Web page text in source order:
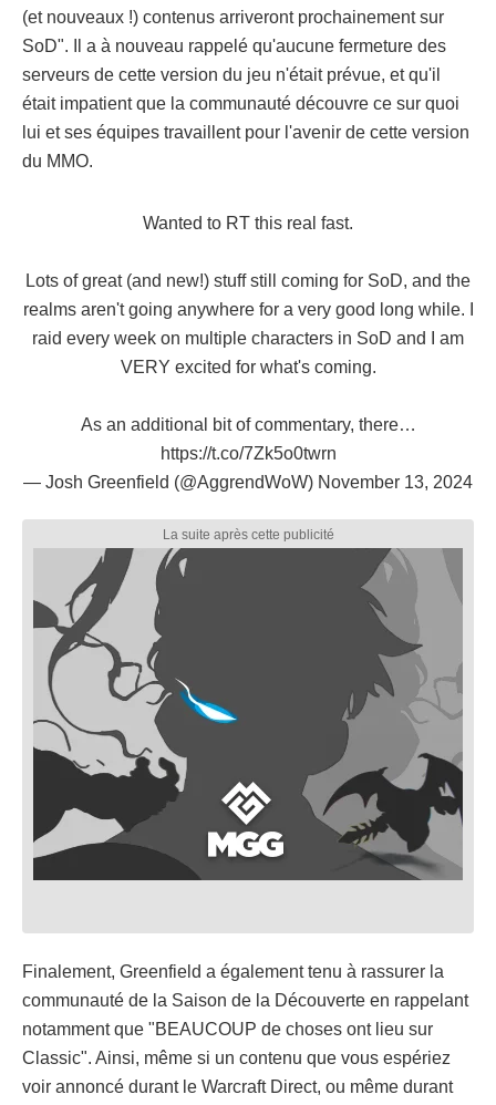
(et nouveaux !) contenus arriveront prochainement sur
SoD". Il a à nouveau rappelé qu'aucune fermeture des
serveurs de cette version du jeu n'était prévue, et qu'il
était impatient que la communauté découvre ce sur quoi
lui et ses équipes travaillent pour l'avenir de cette version
du MMO.
Wanted to RT this real fast.
Lots of great (and new!) stuff still coming for SoD, and the
realms aren't going anywhere for a very good long while. I
raid every week on multiple characters in SoD and I am
VERY excited for what's coming.
As an additional bit of commentary, there…
https://t.co/7Zk5o0twrn
— Josh Greenfield (@AggrendWoW) November 13, 2024
Finalement, Greenfield a également tenu à rassurer la
communauté de la Saison de la Découverte en rappelant
notamment que "BEAUCOUP de choses ont lieu sur
Classic". Ainsi, même si un contenu que vous espériez
voir annoncé durant le Warcraft Direct, ou même durant